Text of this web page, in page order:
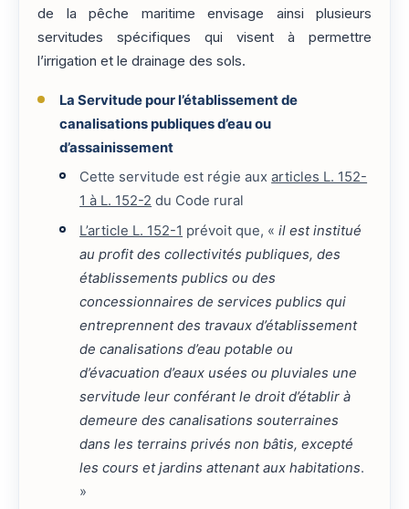
de la pêche maritime envisage ainsi plusieurs
servitudes spécifiques qui visent à permettre
l’irrigation et le drainage des sols.
La Servitude pour l’établissement de
canalisations publiques d’eau ou
d’assainissement
Cette servitude est régie auxarticles L. 152-
1 à L. 152-2 du Code rural
L’article L. 152-1 prévoit que, «il est institué
au profit des collectivités publiques, des
établissements publics ou des
concessionnaires de services publics qui
entreprennent des travaux d’établissement
de canalisations d’eau potable ou
d’évacuation d’eaux usées ou pluviales une
servitude leur conférant le droit d’établir à
demeure des canalisations souterraines
dans les terrains privés non bâtis, excepté
les cours et jardins attenant aux habitations.
»